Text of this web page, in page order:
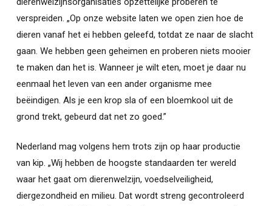
verspreiden. „Op onze website laten we open zien hoe de
dieren vanaf het ei hebben geleefd, totdat ze naar de slacht
gaan. We hebben geen geheimen en proberen niets mooier
te maken dan het is. Wanneer je wilt eten, moet je daar nu
eenmaal het leven van een ander organisme mee
beëindigen. Als je een krop sla of een bloemkool uit de
grond trekt, gebeurd dat net zo goed.”
Nederland mag volgens hem trots zijn op haar productie
van kip. „Wij hebben de hoogste standaarden ter wereld
waar het gaat om dierenwelzijn, voedselveiligheid,
diergezondheid en milieu. Dat wordt streng gecontroleerd